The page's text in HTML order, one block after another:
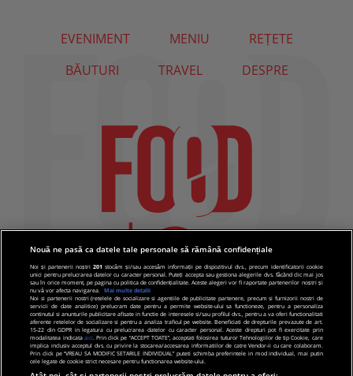
EVENIMENT MENIU
REȚETE
BĂUTURI
TRAVEL DESPRE
Nouă ne pasă ca datele tale personale să rămână confidențiale
Noi și partenerii noștri201 stocăm și/sau accesăm informații pe dispozitivul dvs., precum identificatorii cookie
unici pentru prelucrarea datelor cu caracter personal. Puteți accepta sau gestiona alegerile dvs. făcând clic mai jos
sau în orice moment, pe pagina cu politica de confidențialitate. Aceste alegeri vor fi raportate partenerilor noștri și
nu vă vor afecta navigarea.
Mai multe detalii
Noi si partenerii nostri (retelele de socializare si agentiile de publicitate partenere, precum si furnizorii nostri de
servicii de date analitice) prelucram date pentru a permite website-ului sa functioneze, pentru a personaliza
continutul si anunturile publicitare afisate in functie de interesele si/sau profilul dvs., pentru a va oferi functionalitati
aferente retelelor de socializare si pentru a analiza traficul pe website. Beneficiati de drepturile prevazute de art.
15-22 din GDPR in legatura cu prelucrarea datelor cu caracter personal. Aceste drepturi pot fi exercitate prin
modalitatea indicata aici. Prin click pe “ACCEPT TOATE”, acceptati folosirea tuturor Tehnologiilor de tip Cookie, care
implica inclusiv acceptul dvs. cu privire la stocarea/accesarea informatiilor de catre Vendor-ii cu care colaboram.
Prin click pe “VREAU SA MODIFIC SETARILE INDIVIDUAL” puteti schimba preferintele in mod individual, mai putin
cele legate de cookie strict necesare pentru functionarea website-ului.